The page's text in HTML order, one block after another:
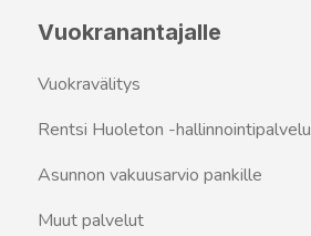
Vuokranantajalle
Vuokravälitys
Rentsi Huoleton -hallinnointipalvelu
Asunnon vakuusarvio pankille
Muut palvelut